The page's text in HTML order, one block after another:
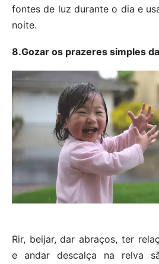
fontes de luz durante o dia e
noite.
8.Gozar os prazeres simples
Rir, beijar, dar abraços, ter
e andar descalça na relva